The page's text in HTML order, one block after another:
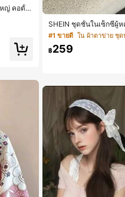
ญ่ คอตั้ง
สำหรับใ
SHEIN ชุดชั้นในเซ็กซี่ผู้
#1 ขายดี ใน ผ้าตาข่าย ชุ
฿259